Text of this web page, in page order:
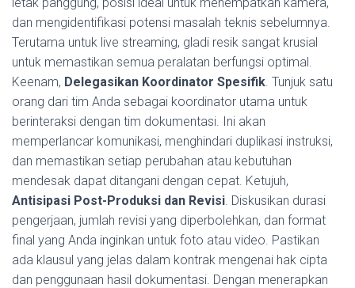
dan mengidentifikasi potensi masalah teknis sebelumnya.
Terutama untuk live streaming, gladi resik sangat krusial
untuk memastikan semua peralatan berfungsi optimal.
Keenam, Delegasikan Koordinator Spesifik. Tunjuk satu
orang dari tim Anda sebagai koordinator utama untuk
berinteraksi dengan tim dokumentasi. Ini akan
memperlancar komunikasi, menghindari duplikasi instruksi,
dan memastikan setiap perubahan atau kebutuhan
mendesak dapat ditangani dengan cepat. Ketujuh,
Antisipasi Post-Produksi dan Revisi. Diskusikan durasi
pengerjaan, jumlah revisi yang diperbolehkan, dan format
final yang Anda inginkan untuk foto atau video. Pastikan
ada klausul yang jelas dalam kontrak mengenai hak cipta
dan penggunaan hasil dokumentasi. Dengan menerapkan